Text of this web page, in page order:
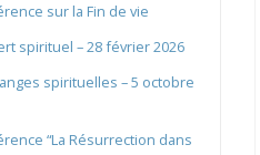
sur la Fin de vie
spirituel – 28 février 2026
spirituelles – 5 octobre
“La Résurrection dans